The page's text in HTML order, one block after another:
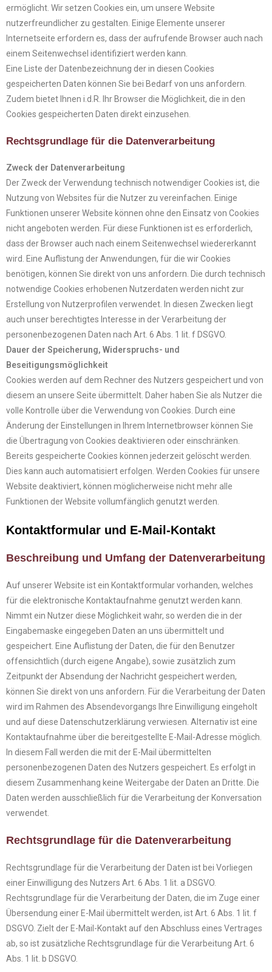
ermöglicht. Wir setzen Cookies ein, um unsere Website
nutzerfreundlicher zu gestalten. Einige Elemente unserer
Internetseite erfordern es, dass der aufrufende Browser auch nach
einem Seitenwechsel identifiziert werden kann.
Eine Liste der Datenbezeichnung der in diesen Cookies
gespeicherten Daten können Sie bei Bedarf von uns anfordern.
Zudem bietet Ihnen i.d.R. Ihr Browser die Möglichkeit, die in den
Cookies gespeicherten Daten direkt einzusehen.
Rechtsgrundlage für die Datenverarbeitung
Zweck der Datenverarbeitung
Der Zweck der Verwendung technisch notwendiger Cookies ist, die
Nutzung von Websites für die Nutzer zu vereinfachen. Einige
Funktionen unserer Website können ohne den Einsatz von Cookies
nicht angeboten werden. Für diese Funktionen ist es erforderlich,
dass der Browser auch nach einem Seitenwechsel wiedererkannt
wird. Eine Auflistung der Anwendungen, für die wir Cookies
benötigen, können Sie direkt von uns anfordern. Die durch technisch
notwendige Cookies erhobenen Nutzerdaten werden nicht zur
Erstellung von Nutzerprofilen verwendet. In diesen Zwecken liegt
auch unser berechtigtes Interesse in der Verarbeitung der
personenbezogenen Daten nach Art. 6 Abs. 1 lit. f DSGVO.
Dauer der Speicherung, Widerspruchs- und
Beseitigungsmöglichkeit
Cookies werden auf dem Rechner des Nutzers gespeichert und von
diesem an unsere Seite übermittelt. Daher haben Sie als Nutzer die
volle Kontrolle über die Verwendung von Cookies. Durch eine
Änderung der Einstellungen in Ihrem Internetbrowser können Sie
die Übertragung von Cookies deaktivieren oder einschränken.
Bereits gespeicherte Cookies können jederzeit gelöscht werden.
Dies kann auch automatisiert erfolgen. Werden Cookies für unsere
Website deaktiviert, können möglicherweise nicht mehr alle
Funktionen der Website vollumfänglich genutzt werden.
Kontaktformular und E-Mail-Kontakt
Beschreibung und Umfang der Datenverarbeitung
Auf unserer Website ist ein Kontaktformular vorhanden, welches
für die elektronische Kontaktaufnahme genutzt werden kann.
Nimmt ein Nutzer diese Möglichkeit wahr, so werden die in der
Eingabemaske eingegeben Daten an uns übermittelt und
gespeichert. Eine Auflistung der Daten, die für den Benutzer
offensichtlich (durch eigene Angabe), sowie zusätzlich zum
Zeitpunkt der Absendung der Nachricht gespeichert werden,
können Sie direkt von uns anfordern. Für die Verarbeitung der Daten
wird im Rahmen des Absendevorgangs Ihre Einwilligung eingeholt
und auf diese Datenschutzerklärung verwiesen. Alternativ ist eine
Kontaktaufnahme über die bereitgestellte E-Mail-Adresse möglich.
In diesem Fall werden die mit der E-Mail übermittelten
personenbezogenen Daten des Nutzers gespeichert. Es erfolgt in
diesem Zusammenhang keine Weitergabe der Daten an Dritte. Die
Daten werden ausschließlich für die Verarbeitung der Konversation
verwendet.
Rechtsgrundlage für die Datenverarbeitung
Rechtsgrundlage für die Verarbeitung der Daten ist bei Vorliegen
einer Einwilligung des Nutzers Art. 6 Abs. 1 lit. a DSGVO.
Rechtsgrundlage für die Verarbeitung der Daten, die im Zuge einer
Übersendung einer E-Mail übermittelt werden, ist Art. 6 Abs. 1 lit. f
DSGVO. Zielt der E-Mail-Kontakt auf den Abschluss eines Vertrages
ab, so ist zusätzliche Rechtsgrundlage für die Verarbeitung Art. 6
Abs. 1 lit. b DSGVO.